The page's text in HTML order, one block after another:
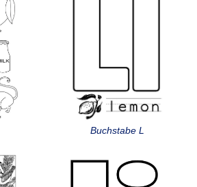
Buchstabe L